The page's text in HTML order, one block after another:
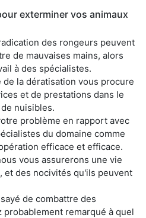
exterminer vos animaux
des rongeurs peuvent
de mauvaises mains, alors
à des spécialistes.
la dératisation vous procure
et de prestations dans le
nuisibles.
problème en rapport avec
du domaine comme
efficace et efficace.
vous assurerons une vie
et des nocivités qu'ils peuvent
de combattre des
remarqué à quel